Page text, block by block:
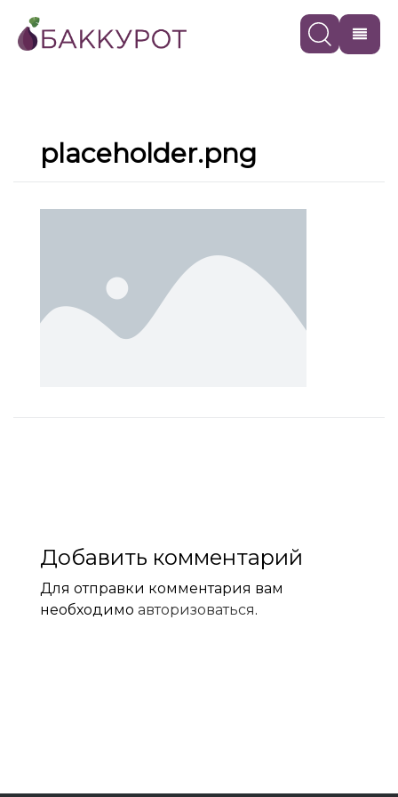
placeholder.png
Добавить комментарий
Для отправки комментария вам
необходимо авторизоваться.